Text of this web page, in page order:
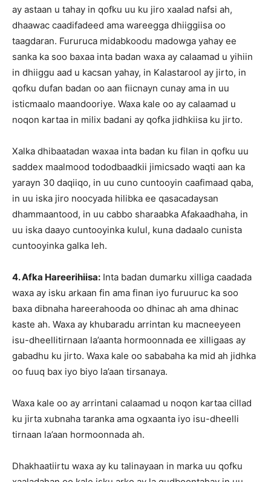
ay astaan u tahay in qofku uu ku jiro xaalad nafsi ah,
dhaawac caadifadeed ama wareegga dhiiggiisa oo
taagdaran. Fururuca midabkoodu madowga yahay ee
sanka ka soo baxaa inta badan waxa ay calaamad u yihiin
in dhiiggu aad u kacsan yahay, in Kalastarool ay jirto, in
qofku dufan badan oo aan fiicnayn cunay ama in uu
isticmaalo maandooriye. Waxa kale oo ay calaamad u
noqon kartaa in milix badani ay qofka jidhkiisa ku jirto.
Xalka dhibaatadan waxaa inta badan ku filan in qofku uu
saddex maalmood tododbaadkii jimicsado waqti aan ka
yarayn 30 daqiiqo, in uu cuno cuntooyin caafimaad qaba,
in uu iska jiro noocyada hilibka ee qasacadaysan
dhammaantood, in uu cabbo sharaabka Afakaadhaha, in
uu iska daayo cuntooyinka kulul, kuna dadaalo cunista
cuntooyinka galka leh.
4. Afka Hareerihiisa: Inta badan dumarku xilliga caadada
waxa ay isku arkaan fin ama finan iyo furuuruc ka soo
baxa dibnaha hareerahooda oo dhinac ah ama dhinac
kaste ah. Waxa ay khubaradu arrintan ku macneeyeen
isu-dheellitirnaan la’aanta hormoonnada ee xilligaas ay
gabadhu ku jirto. Waxa kale oo sababaha ka mid ah jidhka
oo fuuq bax iyo biyo la’aan tirsanaya.
Waxa kale oo ay arrintani calaamad u noqon kartaa cillad
ku jirta xubnaha taranka ama ogxaanta iyo isu-dheelli
tirnaan la’aan hormoonnada ah.
Dhakhaatiirtu waxa ay ku talinayaan in marka uu qofku